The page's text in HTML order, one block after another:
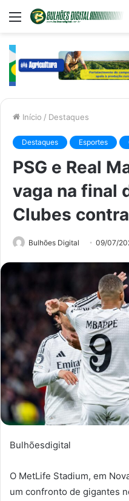
Menu
Início / Destaques
Destaques Esportes
PSG e Real
vaga na final
Clubes
Bulhões Digital 09/07/
Bulhõesdigital
O MetLife Stadium, em
um confronto de gigantes